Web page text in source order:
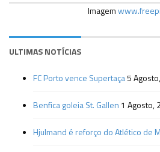
Imagem
ULTIMAS NOTÍCIAS
FC Porto vence Supertaça5
Benfica goleia St. Gallen 1 Agosto,
Hjulmand é reforço do Atlético de